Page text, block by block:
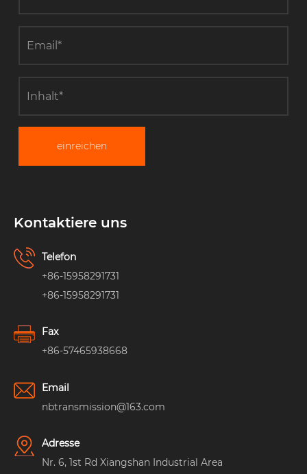
einreichen
Kontaktiere uns
Telefon
+86-15958291731
+86-15958291731
Fax
+86-57465938668
Email
nbtransmission@163.com
Adresse
Nr. 6, 1st Rd Xiangshan Industrial Area